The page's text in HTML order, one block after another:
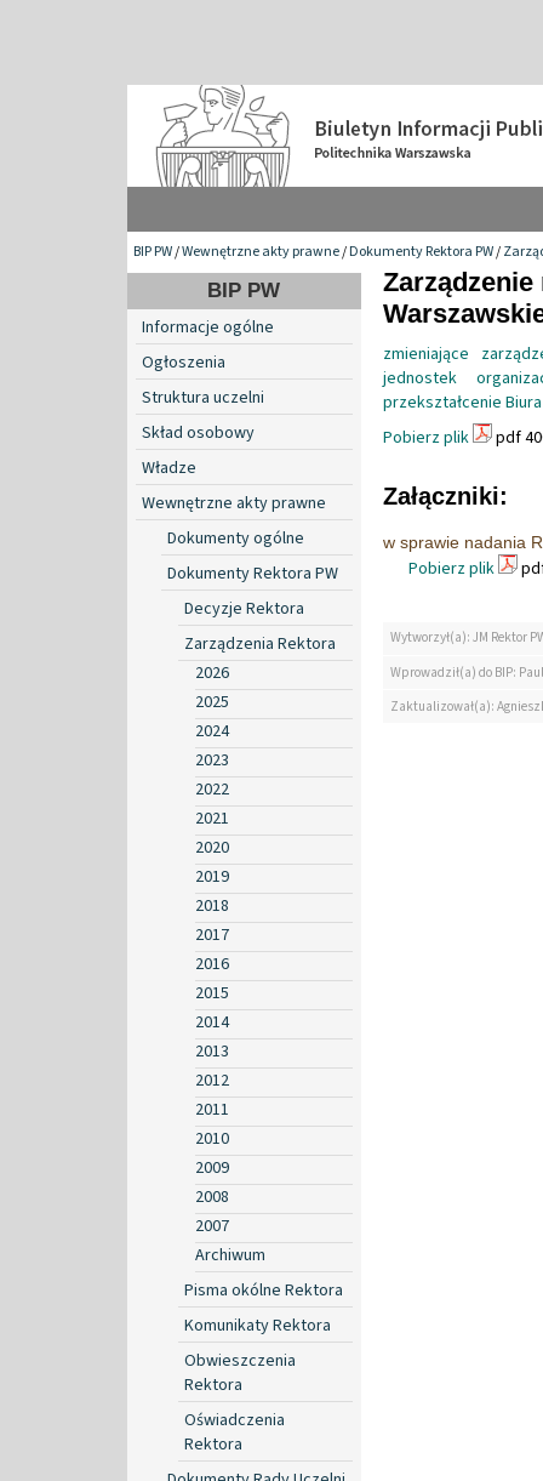
BIP PW/Wewnętrzne akty prawne/Dokumenty Rektora PW/
BIP PW
Informacje ogólne
Ogłoszenia
Struktura uczelni
Skład osobowy
Władze
Wewnętrzne akty prawne
Dokumenty ogólne
Dokumenty Rektora PW
Decyzje Rektora
Zarządzenia Rektora
2026
2025
2024
2023
2022
2021
2020
2019
2018
2017
2016
2015
2014
2013
2012
2011
2010
2009
2008
2007
Archiwum
Pisma okólne Rektora
Komunikaty Rektora
Obwieszczenia
Rektora
Oświadczenia
Rektora
zmieniające
jednostek
przekształcenie
Pobierz plik
pdf
Załączniki:
w sprawie nadania
Pobierz plik
Wytworzył(a): JM Rektor
Wprowadził(a) do BIP:
Zaktualizował(a):